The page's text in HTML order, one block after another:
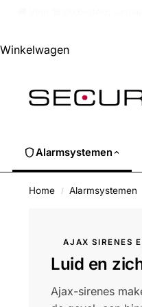
Winkelwagen
Alarmsystemen
Home / Alarmsystemen
AJAX SIRENES
Luid en
Ajax-sirenes